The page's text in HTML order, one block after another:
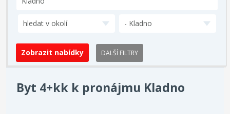
hledat v okolí - Kladno
DALŠÍ FILTRY
Byt 4+kk k pronájmu Kladno